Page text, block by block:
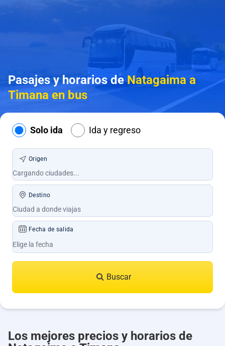
Pasajes y horarios deNatagaima a
Timana en bus
Solo ida Ida y regreso
Origen
Destino
Fecha de salida
Buscar
Los mejores precios y horarios de